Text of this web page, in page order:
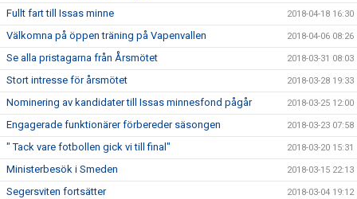
Fullt fart till Issas minne 2018-04-18 16:30
Välkomna på öppen träning på Vapenvallen 2018-04-06 08:26
Se alla pristagarna från Årsmötet 2018-03-31 08:03
Stort intresse för årsmötet 2018-03-28 19:33
Nominering av kandidater till Issas minnesfond pågår 2018-03-25 12:00
Engagerade funktionärer förbereder säsongen 2018-03-23 07:58
" Tack vare fotbollen gick vi till final" 2018-03-20 15:31
Ministerbesök i Smeden 2018-03-15 22:13
Segersviten fortsätter 2018-03-04 19:12